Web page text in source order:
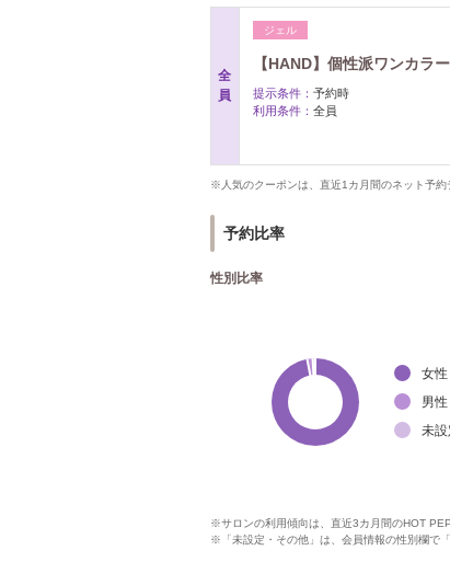
全
員
ジェル
【HAND】個性派ワンカ
提示条件： 予約時
利用条件： 全員
※人気のクーポンは、直近1カ月間のネット予約
予約比率
性別比率
女性
男性
未
※サロンの利用傾向は、直近3カ月間のHOT
※「未設定・その他」は、会員情報の性別欄で